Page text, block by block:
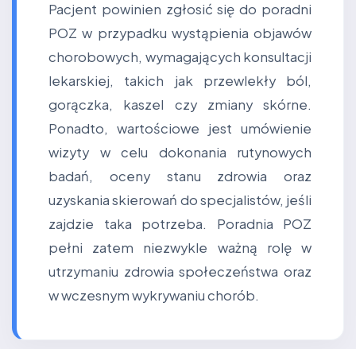
Pacjent powinien zgłosić się do poradni
POZ w przypadku wystąpienia objawów
chorobowych, wymagających konsultacji
lekarskiej, takich jak przewlekły ból,
gorączka, kaszel czy zmiany skórne.
Ponadto, wartościowe jest umówienie
wizyty w celu dokonania rutynowych
badań, oceny stanu zdrowia oraz
uzyskania skierowań do specjalistów, jeśli
zajdzie taka potrzeba. Poradnia POZ
pełni zatem niezwykle ważną rolę w
utrzymaniu zdrowia społeczeństwa oraz
w wczesnym wykrywaniu chorób.